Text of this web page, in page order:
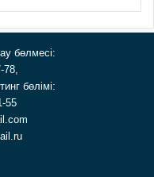
бөлмесі:
78,
бөлімі:
55